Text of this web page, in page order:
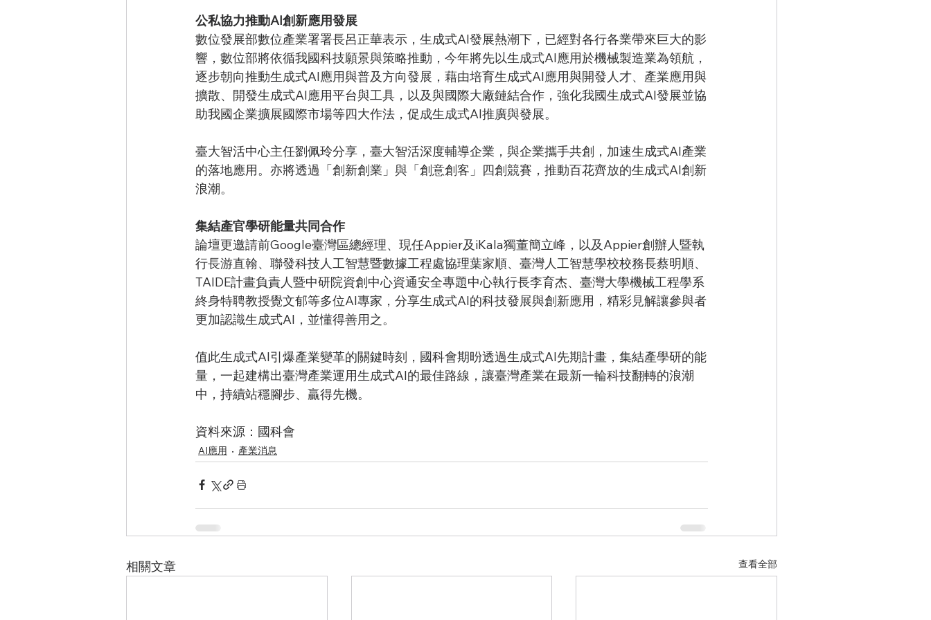
公私協力推動AI創新應用發展
數位發展部數位產業署署長呂正華表示，生成式AI發展熱潮下，已經對各行各業帶來巨大的影
響，數位部將依循我國科技願景與策略推動，今年將先以生成式AI應用於機械製造業為領航，
逐步朝向推動生成式AI應用與普及方向發展，藉由培育生成式AI應用與開發人才、產業應用與
擴散、開發生成式AI應用平台與工具，以及與國際大廠鏈結合作，強化我國生成式AI發展並協
助我國企業擴展國際市場等四大作法，促成生成式AI推廣與發展。
臺大智活中心主任劉佩玲分享，臺大智活深度輔導企業，與企業攜手共創，加速生成式AI產業
的落地應用。亦將透過「創新創業」與「創意創客」四創競賽，推動百花齊放的生成式AI創新
浪潮。
集結產官學研能量共同合作
論壇更邀請前Google臺灣區總經理、現任Appier及iKala獨董簡立峰，以及Appier創辦人暨執
行長游直翰、聯發科技人工智慧暨數據工程處協理葉家順、臺灣人工智慧學校校務長蔡明順、
TAIDE計畫負責人暨中研院資創中心資通安全專題中心執行長李育杰、臺灣大學機械工程學系
終身特聘教授覺文郁等多位AI專家，分享生成式AI的科技發展與創新應用，精彩見解讓參與者
更加認識生成式AI，並懂得善用之。
值此生成式AI引爆產業變革的關鍵時刻，國科會期昐透過生成式AI先期計畫，集結產學研的能
量，一起建構出臺灣產業運用生成式AI的最佳路線，讓臺灣產業在最新一輪科技翻轉的浪潮
中，持續站穩腳步、贏得先機。
資料來源：國科會
AI應用 產業消息
相關文章 查看全部